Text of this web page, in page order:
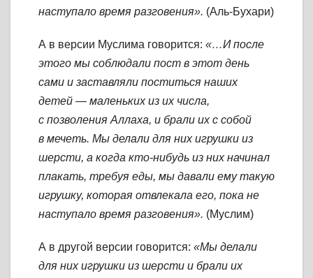
наступало время разговения». (Аль-Бухари)
А в версии Муслима говорится: «…И после
этого мы соблюдали пост в этот день
сами и заставляли поститься наших
детей — маленьких из их числа,
с позволения Аллаха, и брали их с собой
в мечеть. Мы делали для них игрушки из
шерсти, а когда кто-нибудь из них начинал
плакать, требуя еды, мы давали ему такую
игрушку, которая отвлекала его, пока не
наступало время разговения». (Муслим)
А в другой версии говорится: «Мы делали
для них игрушки из шерсти и брали их